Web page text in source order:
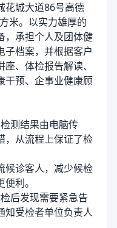
花城大道86号高德
米。以实力雄厚的
，承担个人及团体健
子档案，并根据客户
、体检报告解读、
干预、企事业健康顾
测结果由电脑传
，从流程上保证了检
候诊客人，减少候检
利。
后发现需要紧急告
知受检者单位负责人